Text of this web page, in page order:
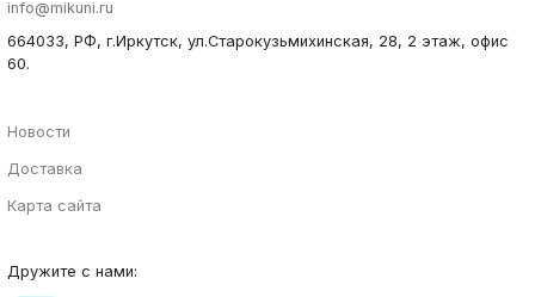
info@mikuni.ru
664033, РФ, г.Иркутск, ул.Старокузьмихинская, 28, 2 этаж, офис
60.
Новости
Доставка
Карта сайта
Дружите с нами: